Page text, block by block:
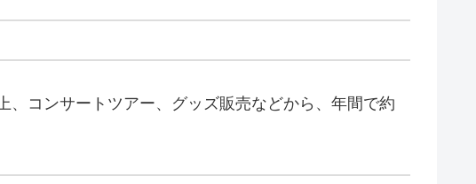
コンサートツアー、グッズ販売などから、年間で約